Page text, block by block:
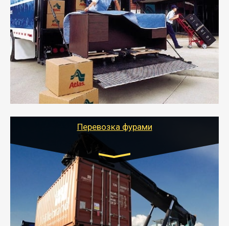
Газель: 1,5 и 3 тонны
от 5000 руб.
- Служебный или военный переезд может быть на
отдельном авто или догрузом (по меньшей
стоимости).
- Тайгер Логистик подберет автотранспорт, быстро и
качественно организует переезд к новому месту
службы или работы с гарантией сохранности груза и
оформлением документов, подтверждающих
Перевозка фурами
Транспорт:
Еврофура Тент от 5 до 10 тонн
грузоподъемность
от 10 000 руб. Возможен догруз